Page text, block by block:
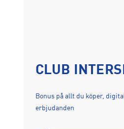
CLUB
Bonus på allt du köper,
erbjudanden